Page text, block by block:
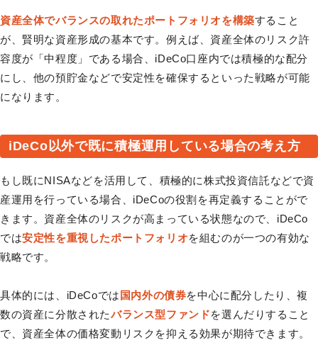
資産全体でバランスの取れたポートフォリオを構築すること
が、賢明な資産形成の基本です。例えば、資産全体のリスク許
容度が「中程度」である場合、iDeCo口座内では積極的な配分
にし、他の預貯金などで安定性を確保するといった戦略が可能
になります。
iDeCo以外で既に積極運用している場合の考え方
もし既にNISAなどを活用して、積極的に株式投資信託などで資
産運用を行っている場合、iDeCoの役割を再定義することがで
きます。資産全体のリスクが高まっている状態なので、iDeCo
では安定性を重視したポートフォリオを組むのが一つの有効な
戦略です。
具体的には、iDeCoでは 国内外の債券を中心に配分したり、複
数の資産に分散されたバランス型ファンドを選んだりすること
で、資産全体の価格変動リスクを抑える効果が期待できます。